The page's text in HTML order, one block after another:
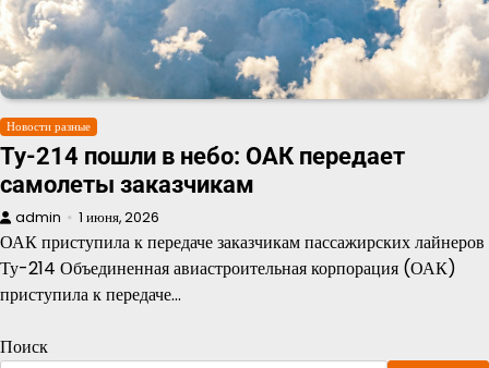
Новости разные
Ту-214 пошли в небо: ОАК передает
самолеты заказчикам
admin 1 июня, 2026
ОАК приступила к передаче заказчикам пассажирских лайнеров
Ту-214 Объединенная авиастроительная корпорация (ОАК)
приступила к передаче…
Поиск